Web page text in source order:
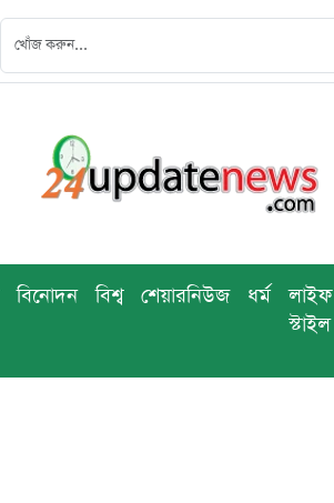
বিনোদন বিশ্ব শেয়ারনিউজ ধর্ম
লাইফ
স্টাইল